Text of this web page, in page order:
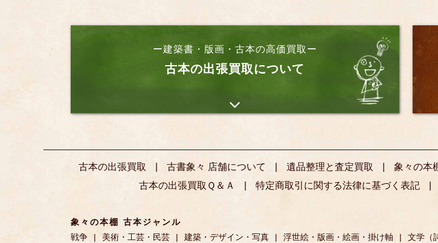
ー建築書・版画・古本の高価買取ー
古本の出張買取について
古本の出張買取 古書象々 店舗について 遺品整理と査定買取 象々の本
古本の出張買取Ｑ＆Ａ
特定商取引に関する法律に基づく表記
象々の本棚 古本ジャンル
戦争
美術・工芸・民芸 建築・デザイン・写真 浮世絵・版画・絵画・掛け軸 文学（